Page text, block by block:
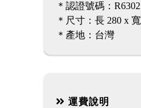
＊認證號碼：
＊尺寸：長 280 x
＊產地：台灣
運費說明